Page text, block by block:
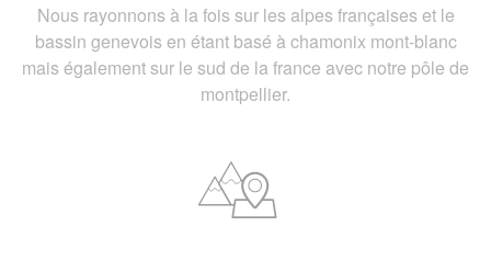
Nous rayonnons à la fois sur les alpes françaises et le
bassin genevois en étant basé à chamonix mont-blanc
mais également sur le sud de la france avec notre pôle de
montpellier.